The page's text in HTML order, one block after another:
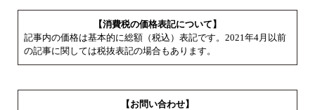
【消費税の価格表記について】
記事内の価格は基本的に総額（税込）表記です。2021年4月以前
の記事に関しては税抜表記の場合もあります。
【お問い合わせ】